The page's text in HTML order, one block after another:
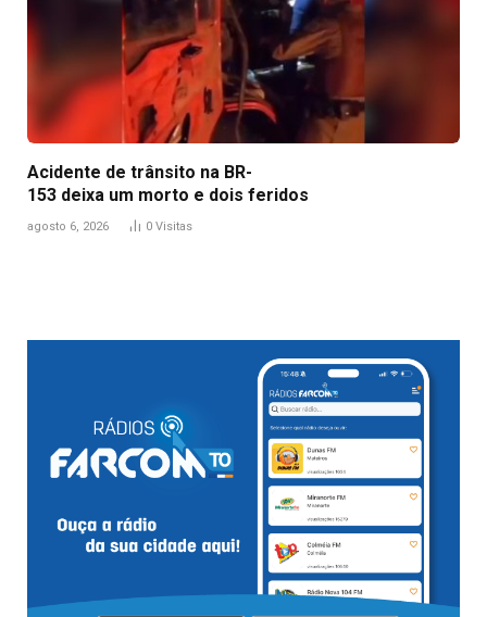
Acidente de trânsito na BR-
153 deixa um morto e dois feridos
agosto 6, 2026 0 Visitas